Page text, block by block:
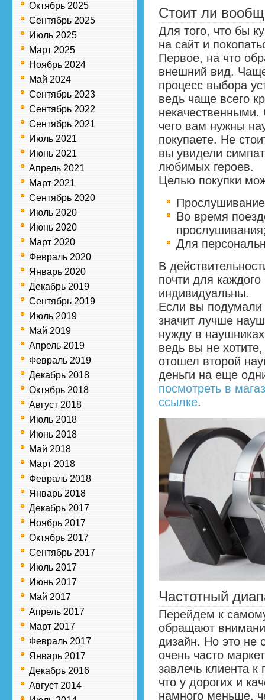
Октябрь 2025
Сентябрь 2025
Июль 2025
Март 2025
Ноябрь 2024
Май 2024
Сентябрь 2023
Сентябрь 2022
Сентябрь 2021
Июль 2021
Июнь 2021
Апрель 2021
Март 2021
Сентябрь 2020
Июль 2020
Июнь 2020
Март 2020
Февраль 2020
Январь 2020
Декабрь 2019
Сентябрь 2019
Июль 2019
Май 2019
Апрель 2019
Февраль 2019
Декабрь 2018
Октябрь 2018
Август 2018
Июль 2018
Июнь 2018
Май 2018
Март 2018
Февраль 2018
Январь 2018
Декабрь 2017
Ноябрь 2017
Октябрь 2017
Сентябрь 2017
Июль 2017
Июнь 2017
Май 2017
Апрель 2017
Март 2017
Февраль 2017
Январь 2017
Декабрь 2016
Август 2014
Стоит ли
Для того, что бы
на сайт и
Первое, на что
внешний вид. Чаще
процесс выбора
ведь чаще всего
чего вам нужны
покупаете. Не
вы увидели
любимых героев.
Целью покупки
Во время
Для
В
почти для
индивидуальны.
Если вы подумали
значит лучше
нужду в
ведь вы не
отошел второй
деньги на еще
посмотреть в
ссылке.
Частотный
Перейдем к
обращают
дизайн. Но это не
очень часто
завлечь клиента к
что у дорогих и
намного меньше,